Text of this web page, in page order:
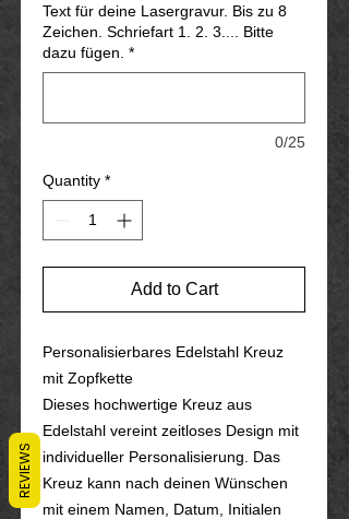
Text für deine Lasergravur. Bis zu 8
Zeichen. Schriefart 1. 2. 3.... Bitte
dazu fügen. *
0/25
Quantity *
Add to Cart
Personalisierbares Edelstahl Kreuz
mit Zopfkette
Dieses hochwertige Kreuz aus
Edelstahl vereint zeitloses Design mit
individueller Personalisierung. Das
Kreuz kann nach deinen Wünschen
mit einem Namen, Datum, Initialen
REVIEWS